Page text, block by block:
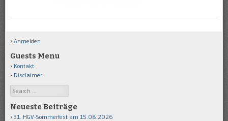
Anmelden
Guests Menu
Kontakt
Disclaimer
Search
Neueste Beiträge
31. HGV-Sommerfest am 15.08.2026